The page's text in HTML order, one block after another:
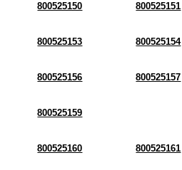
800525150 800525151
800525153 800525154
800525156 800525157
800525159
800525160 800525161